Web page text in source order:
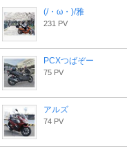
(/・ω・)/雅
231 PV
PCXつばぞー
75 PV
アルズ
74 PV